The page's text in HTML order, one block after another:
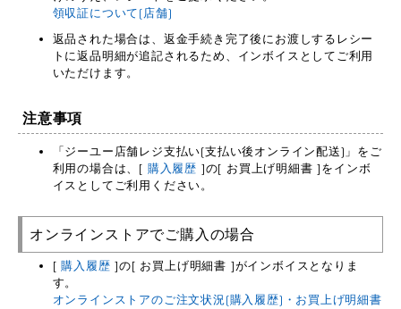
領収証について(店舗)
返品された場合は、返金手続き完了後にお渡しするレシー
トに返品明細が追記されるため、インボイスとしてご利用
いただけます。
注意事項
「ジーユー店舗レジ支払い(支払い後オンライン配送)」をご
利用の場合は、[ 購入履歴 ]の[ お買上げ明細書 ]をインボ
イスとしてご利用ください。
オンラインストアでご購入の場合
[購入履歴 ]の[ お買上げ明細書 ]がインボイスとなりま
す。
オンラインストアのご注文状況(購入履歴)・お買上げ明細書